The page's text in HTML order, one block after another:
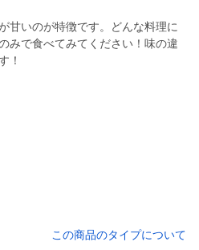
甘いのが特徴です。どんな料理に
みで食べてみてください！味の違
！
この商品のタイプについて